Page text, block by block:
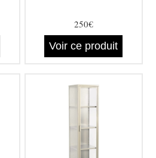
250€
Voir ce produit